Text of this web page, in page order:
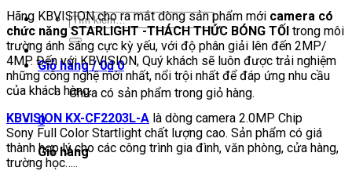
Tìm
kiếm:
Giỏ hàng /0₫ 0
Chưa có sản phẩm trong giỏ hàng.
0
Giỏ hàng
Hãng KBVISION cho ra mắt dòng sản phẩm mới camera có
chức năng STARLIGHT -THÁCH THỨC BÓNG TỐI trong môi
trường ánh sáng cực kỳ yếu, với độ phân giải lên đến 2MP/
4MP. Đến với KBVISION, Quý khách sẽ luôn được trải nghiệm
những công nghệ mới nhất, nổi trội nhất để đáp ứng nhu cầu
của khách hàng.
KBVISION KX-CF2203L-A là dòng camera 2.0MP Chip
Sony Full Color Startlight chất lượng cao. Sản phẩm có giá
thành hợp lý cho các công trình gia đình, văn phòng, cửa hàng,
trường học…..